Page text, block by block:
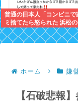
普通の日本人「コンビニで
ミ捨てたら怒られた 浜松
ニもう行かない」
ホーム 嫌
【石破悲報